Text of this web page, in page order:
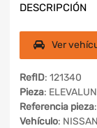
DESCRIPCIÓN
Ver
RefID: 121340
Pieza:
Referencia pieza
Vehículo: